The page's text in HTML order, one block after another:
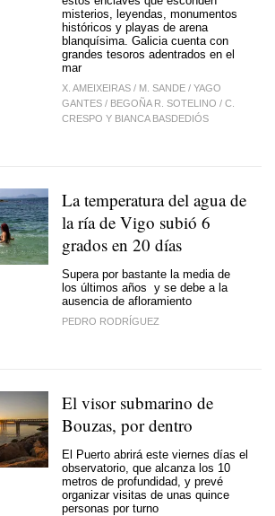
misterios, leyendas, monumentos
históricos y playas de arena
blanquísima. Galicia cuenta con
grandes tesoros adentrados en el
mar
X. AMEIXEIRAS / M. SANDE / YAGO
GANTES / BEGOÑA R. SOTELINO / C.
CRESPO Y BIANCA BASDEDIÓS
La temperatura del agua de
la ría de Vigo subió 6
grados en 20 días
Supera por bastante la media de
los últimos años y se debe a la
ausencia de afloramiento
PEDRO RODRÍGUEZ
El visor submarino de
Bouzas, por dentro
El Puerto abrirá este viernes días el
observatorio, que alcanza los 10
metros de profundidad, y prevé
organizar visitas de unas quince
personas por turno